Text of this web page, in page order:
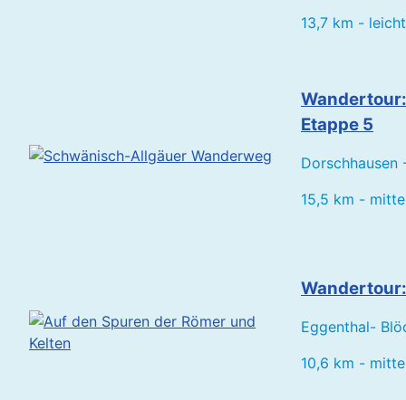
13,7 km - leicht
Etappe 5
Dorschhausen
15,5 km -
Eggenthal-
10,6 km -